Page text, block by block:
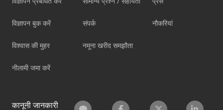
विज्ञापन बुक करें
विश्वास की मुहर
नीलामी जमा करें
संपर्क
नमूना खरीद समझौता
नौकरियां
कानूनी जानकारी